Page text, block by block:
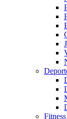
Fitness